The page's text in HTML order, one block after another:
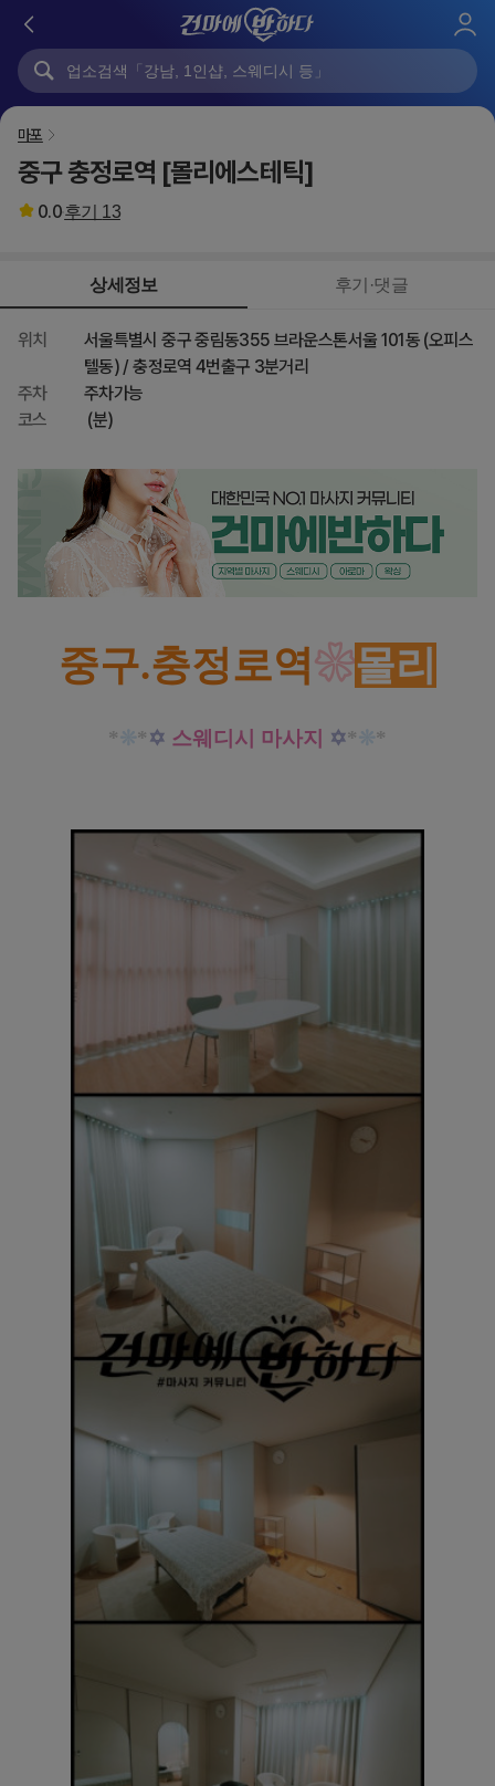
로
마포
중구 충정로역 [몰리에스테틱]
0.0후기 13
상세정보 후기·댓글
위치
서울특별시 중구 중림동355 브라운스톤서울 101동 (오피스
텔동) / 충정로역 4번출구 3분거리
주차
주차가능
코스
(분)
중구.충정로역❀몰리
* *✡ 스웨디시 마사지 ✡* *